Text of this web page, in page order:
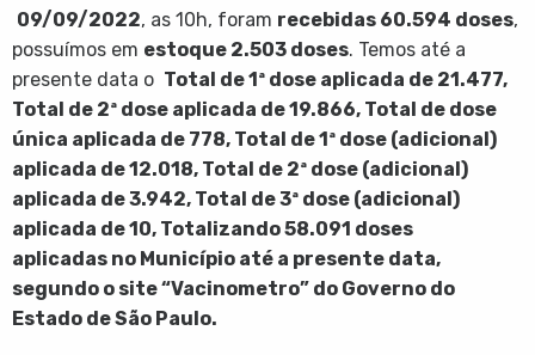
09/09/2022, as 10h, foram recebidas 60.594 doses,
possuímos em estoque 2.503 doses. Temos até a
presente data o Total de 1ª dose aplicada de 21.477,
Total de 2ª dose aplicada de19.866, Total de dose
única aplicada de 778, Total de 1ª dose (adicional)
aplicada de 12.018, Total de 2ª dose (adicional)
aplicada de 3.942, Total de 3ª dose (adicional)
aplicada de 10, Totalizando 58.091 doses
aplicadas no Município até a presente data,
segundo o site “Vacinometro” do Governo do
Estado de São Paulo.